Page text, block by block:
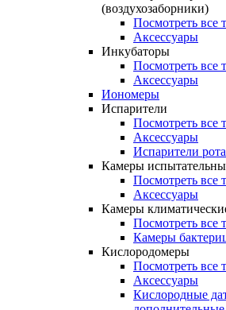
(воздухозаборники)
Посмотреть все
Аксессуары
Инкубаторы
Посмотреть все
Аксессуары
Иономеры
Испарители
Посмотреть все
Аксессуары
Испарители
Камеры
Посмотреть все
Аксессуары
Камеры
Посмотреть все
Камеры
Кислородомеры
Посмотреть все
Аксессуары
Кислородные